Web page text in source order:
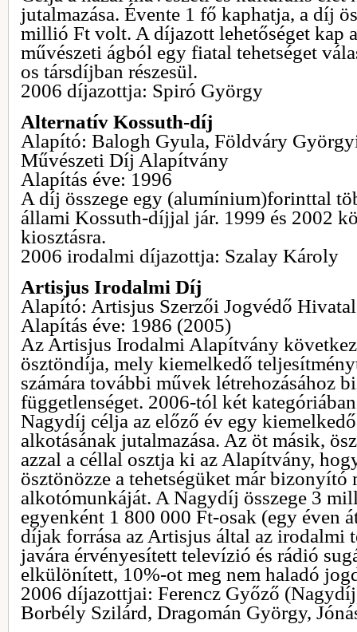
jutalmazása. Évente 1 fő kaphatja, a díj
millió Ft volt. A díjazott lehetőséget kap
művészeti ágból egy fiatal tehetséget
os társdíjban részesül.
2006 díjazottja: Spiró György
Alternatív Kossuth-díj
Alapító: Balogh Gyula, Földváry
Művészeti Díj Alapítvány
Alapítás éve: 1996
A díj összege egy (alumínium)forinttal
állami Kossuth-díjjal jár. 1999 és 2002
kiosztásra.
2006 irodalmi díjazottja: Szalay Károly
Artisjus Irodalmi Díj
Alapító: Artisjus Szerzői Jogvédő Hivatal
Alapítás éve: 1986 (2005)
Az Artisjus Irodalmi Alapítvány
ösztöndíja, mely kiemelkedő
számára további művek létrehozásához
függetlenséget. 2006-tól két
Nagydíj célja az előző év egy
alkotásának jutalmazása. Az öt másik,
azzal a céllal osztja ki az Alapítvány,
ösztönözze a tehetségüket már bizonyító
alkotómunkáját. A Nagydíj összege 3
egyenként 1 800 000 Ft-osak (egy éven
díjak forrása az Artisjus által az irodalmi
javára érvényesített televízió és rádió
elkülönített, 10%-ot meg nem haladó
2006 díjazottjai: Ferencz Győző
Borbély Szilárd, Dragomán György,